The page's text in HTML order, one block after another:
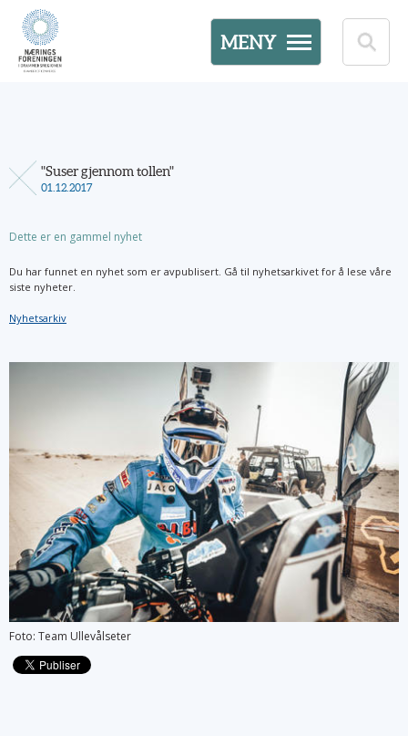
MENY
"Suser gjennom tollen"
01.12.2017
Dette er en gammel nyhet
Du har funnet en nyhet som er avpublisert. Gå til nyhetsarkivet for å lese våre
siste nyheter.
Nyhetsarkiv
Foto: Team Ullevålseter